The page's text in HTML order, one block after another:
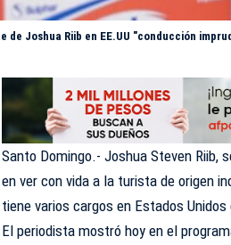
de Joshua Riib en EE.UU "conducción
Santo Domingo.- Joshua Steven Riib,
en ver con vida a la turista de origen
tiene varios cargos en Estados
El periodista mostró hoy en el